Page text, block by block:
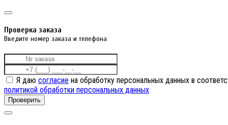
Проверка заказа
Введите номер заказа и телефона
Я даю согласие на обработку персональных данных в
политикой обработки персональных данных
Проверить